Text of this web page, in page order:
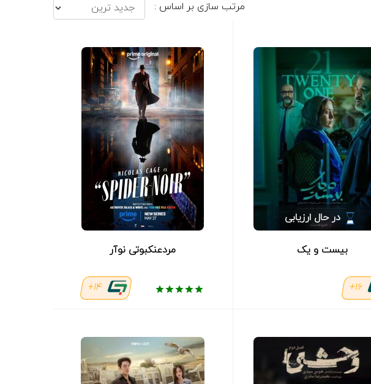
مرتب سازی بر اساس :
در حال ارزیابی
بیست و یک
16+
مردعنکبوتی نوآر
14+